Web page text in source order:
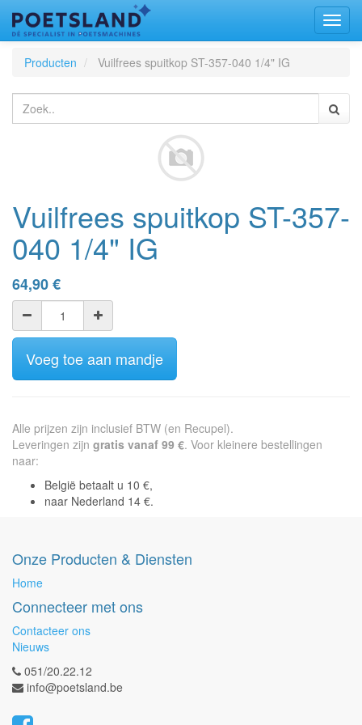
Producten
Vuilfrees spuitkop ST-357-040 1/4" IG
Vuilfrees spuitkop ST-357-
040 1/4" IG
64,90€
Voeg toe aan mandje
Alle prijzen zijn inclusief BTW (en Recupel).
Leveringen zijn gratis vanaf 99 €. Voor kleinere bestellingen
naar:
België betaalt u 10 €,
naar Nederland 14 €.
Onze Producten & Diensten
Home
Connecteer met ons
Contacteer ons
Nieuws
051/20.22.12
info@poetsland.be